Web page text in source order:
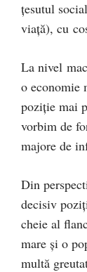
țesutul
viață), cu
La nivel
o economie
poziție mai
vorbim de
majore de
Din
decisiv
cheie al
mare și o
multă